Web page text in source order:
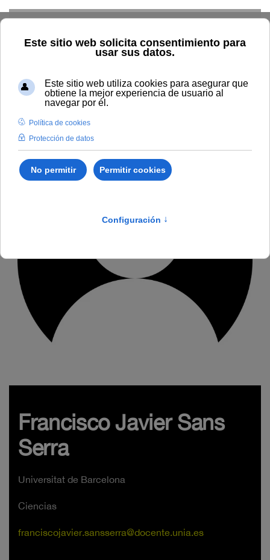
Home Profesorado Directorio profesor
Francisco Javier
Sans Serra
Francisco Javier Sans
Serra
Universitat de Barcelona
Ciencias
franciscojavier.sansserra@docente.unia.es